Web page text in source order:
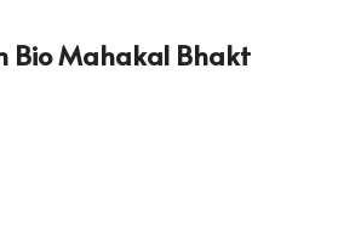
Bio Mahakal Bhakt